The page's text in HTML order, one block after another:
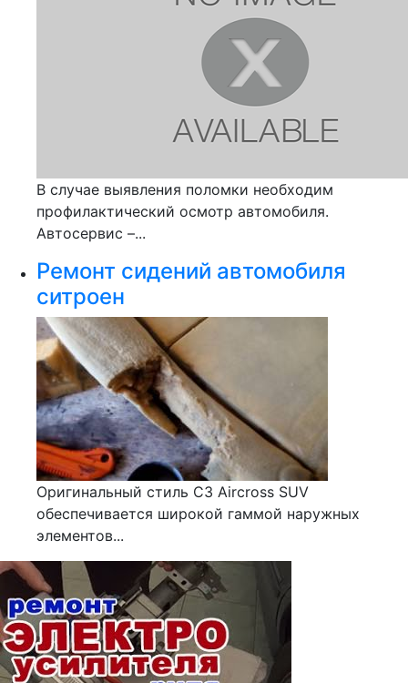
В случае выявления поломки необходим
профилактический осмотр автомобиля.
Автосервис –...
Ремонт сидений автомобиля
ситроен
Оригинальный стиль C3 Aircross SUV
обеспечивается широкой гаммой наружных
элементов...